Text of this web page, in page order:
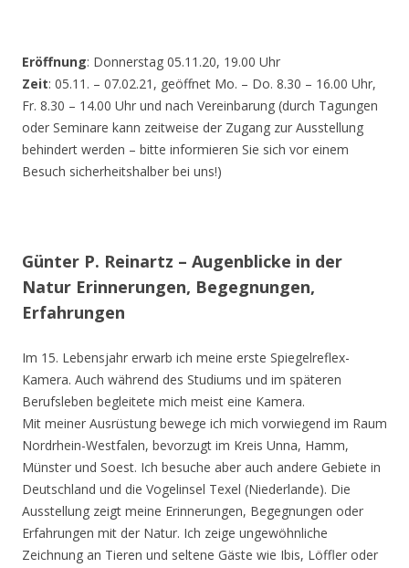
Eröffnung: Donnerstag 05.11.20, 19.00 Uhr
Zeit: 05.11. – 07.02.21, geöffnet Mo. – Do. 8.30 – 16.00 Uhr,
Fr. 8.30 – 14.00 Uhr und nach Vereinbarung (durch Tagungen
oder Seminare kann zeitweise der Zugang zur Ausstellung
behindert werden – bitte informieren Sie sich vor einem
Besuch sicherheitshalber bei uns!)
Günter P. Reinartz – Augenblicke in der
Natur Erinnerungen, Begegnungen,
Erfahrungen
Im 15. Lebensjahr erwarb ich meine erste Spiegelreflex-
Kamera. Auch während des Studiums und im späteren
Berufsleben begleitete mich meist eine Kamera.
Mit meiner Ausrüstung bewege ich mich vorwiegend im Raum
Nordrhein-Westfalen, bevorzugt im Kreis Unna, Hamm,
Münster und Soest. Ich besuche aber auch andere Gebiete in
Deutschland und die Vogelinsel Texel (Niederlande). Die
Ausstellung zeigt meine Erinnerungen, Begegnungen oder
Erfahrungen mit der Natur. Ich zeige ungewöhnliche
Zeichnung an Tieren und seltene Gäste wie Ibis, Löffler oder